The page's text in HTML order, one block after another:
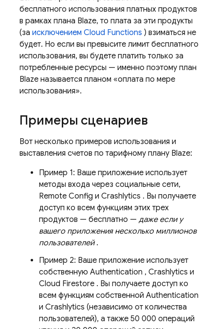
бесплатного использования платных продуктов
в рамках плана Blaze, то плата за эти продукты
(за исключением Cloud Functions ) взиматься не
будет. Но если вы превысите лимит бесплатного
использования, вы будете платить только за
потребленные ресурсы — именно поэтому план
Blaze называется планом «оплата по мере
использования».
Примеры сценариев
Вот несколько примеров использования и
выставления счетов по тарифному плану Blaze:
Пример 1: Ваше приложение использует
методы входа через социальные сети,
Remote Config и Crashlytics . Вы получаете
доступ ко всем функциям этих трех
продуктов — бесплатно — даже если у
вашего приложения несколько миллионов
пользователей.
Пример 2: Ваше приложение использует
собственную Authentication , Crashlytics и
Cloud Firestore . Вы получаете доступ ко
всем функциям собственной Authentication
и Crashlytics (независимо от количества
пользователей), а также 50 000 операций